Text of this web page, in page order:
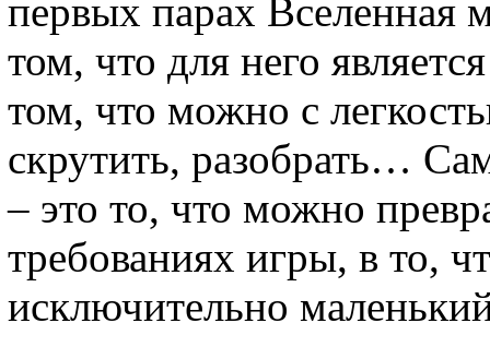
первых парах Вселенная
том, что для него
том, что можно с
скрутить, разобрать…
– это то, что можно
требованиях игры, в то,
исключительно